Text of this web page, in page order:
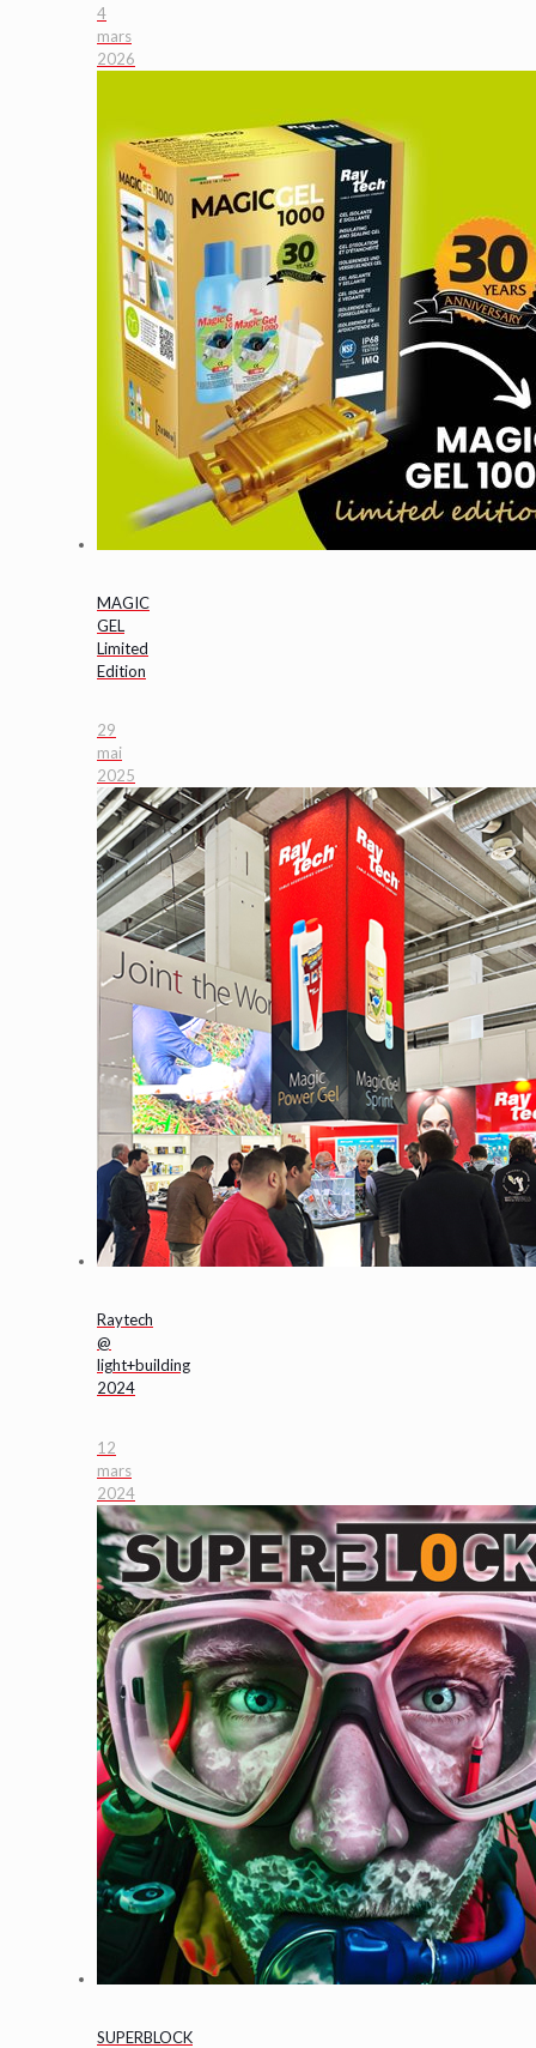
4
mars
2026
MAGIC
GEL
Limited
Edition
29
mai
2025
Raytech
@
light+building
2024
12
mars
2024
SUPERBLOCK